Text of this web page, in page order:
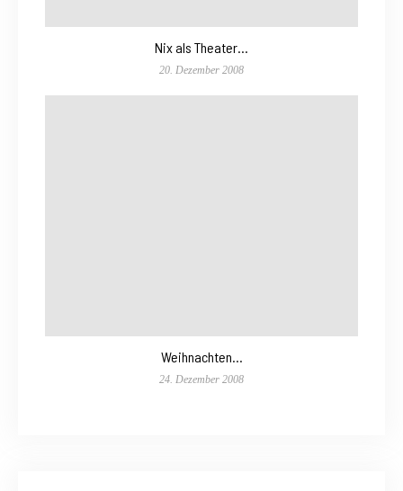
Nix als Theater…
20. Dezember 2008
Weihnachten…
24. Dezember 2008